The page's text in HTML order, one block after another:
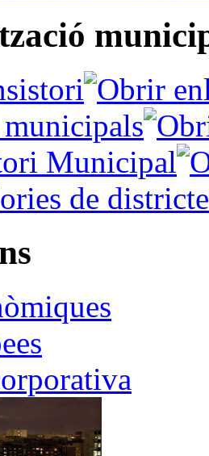
Municipal
de districte